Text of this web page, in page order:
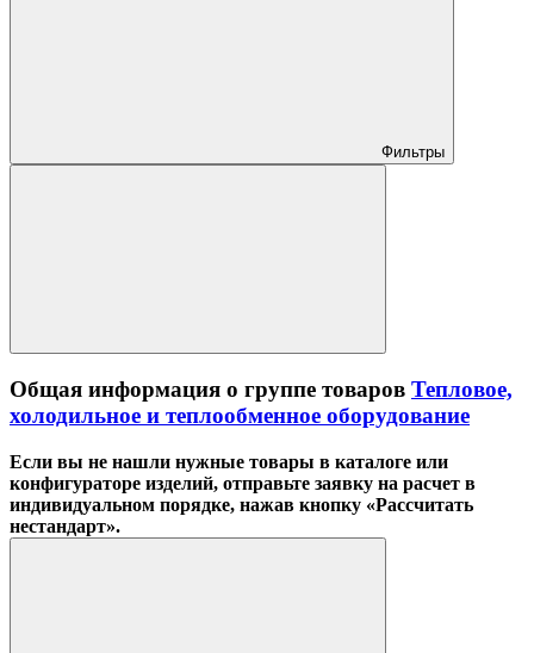
Фильтры
Общая информация о группе товаров Тепловое,
холодильное и теплообменное оборудование
Если вы не нашли нужные товары в каталоге или
конфигураторе изделий, отправьте заявку на расчет в
индивидуальном порядке, нажав кнопку «Рассчитать
нестандарт».